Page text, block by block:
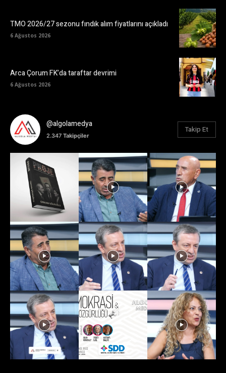
TMO 2026/27 sezonu fındık alım fiyatlarını açıkladı
6 Ağustos 2026
Arca Çorum FK’da taraftar devrimi
6 Ağustos 2026
@algolamedya
2.347 Takipçiler
Takip Et